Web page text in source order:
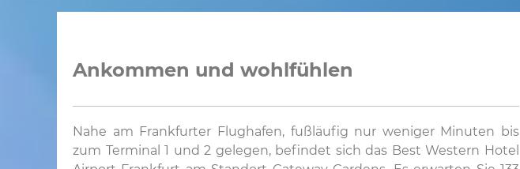
Ankommen und wohlfühlen
Nahe am Frankfurter Flughafen, fußläufig nur weniger Minuten bis
zum Terminal 1 und 2 gelegen, befindet sich das Best Western Hotel